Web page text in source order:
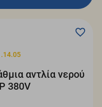
αντλία νερού
380V